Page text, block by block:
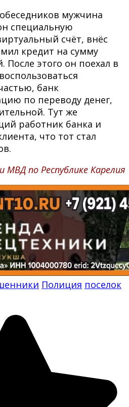
мужчина
специальную
счёт, внёс
кредит на сумму
После этого он поехал в
банк
по переводу денег,
Тут же
работник банка и
что тот стал
МВД по Республике Карелия
Полиция поселок